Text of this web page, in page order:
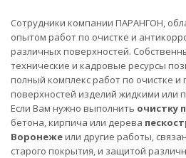
Сотрудники компании ПАРАНГОН,
опытом работ по очистке и
различных поверхностей.
технические и кадровые ресурсы
полный комплекс работ по очистке и
поверхностей изделий жидкими или
Если Вам нужно выполнить очистку
бетона, кирпича или дерева
Воронежеили другие работы,
старого покрытия, и защитой